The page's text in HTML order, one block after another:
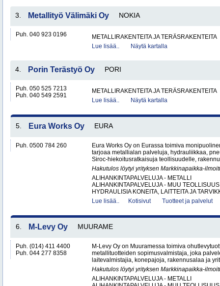
3. Metallityö Välimäki Oy NOKIA
Puh. 040 923 0196
METALLIRAKENTEITA JA TERÄSRAKENTEITA
Lue lisää..
Näytä kartalla
4. Porin Terästyö Oy PORI
Puh. 050 525 7213
Puh. 040 549 2591
METALLIRAKENTEITA JA TERÄSRAKENTEITA
Lue lisää..
Näytä kartalla
5. Eura Works Oy EURA
Puh. 0500 784 260
Eura Works Oy on Eurassa toimiva
tarjoaa metallialan palveluja, hydrauliikkaa,
Siroc-hiekoitusratkaisuja teollisuudelle,
Hakutulos löytyi yrityksen Markkinapaikka-
ALIHANKINTAPALVELUJA - METALLI
ALIHANKINTAPALVELUJA - MUU TEOLLISUUS
HYDRAULISIA KONEITA, LAITTEITA JA
Lue lisää..
Kotisivut Tuotteet ja palvelut
6. M-Levy Oy MUURAME
Puh. (014) 411 4400
Puh. 044 277 8358
M-Levy Oy on Muuramessa toimiva
metallituotteiden sopimusvalmistaja, joka
laitevalmistajia, konepajoja, rakennusalaa ja
Hakutulos löytyi yrityksen Markkinapaikka-
ALIHANKINTAPALVELUJA - METALLI